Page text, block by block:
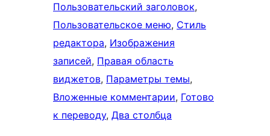
Пользовательский заголовок
Пользовательское меню, Стиль
редактора, Изображения
записей, Правая область
виджетов, Параметры темы
Вложенные комментарии, Готово
к переводу, Два столбца